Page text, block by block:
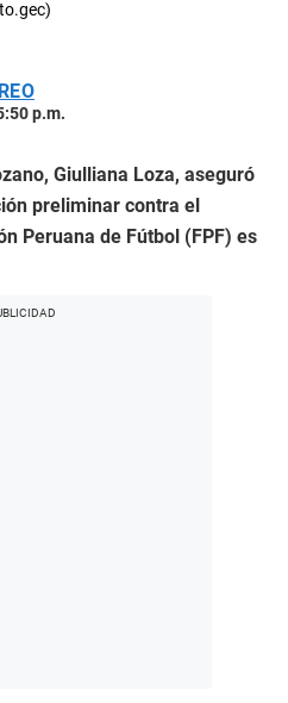
p.m.
Giulliana Loza, aseguró
preliminar contra el
Peruana de Fútbol (FPF) es